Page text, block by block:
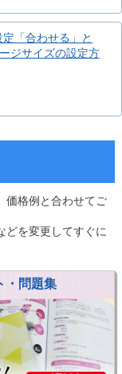
「合わせる」と
ジサイズの設定方
価格例と合わせてご
どを変更してすぐに
・問題集